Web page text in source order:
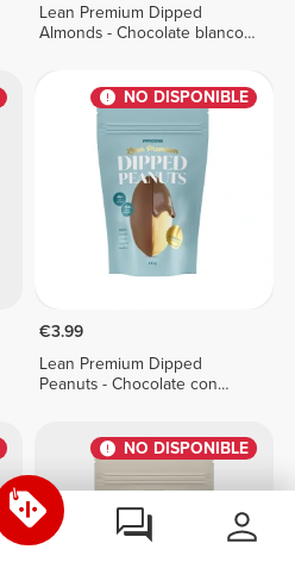
Lean Premium Dipped
Almonds - Chocolate blanco
NO DISPONIBLE
€3.99
Lean Premium Dipped
Peanuts - Chocolate con
NO DISPONIBLE